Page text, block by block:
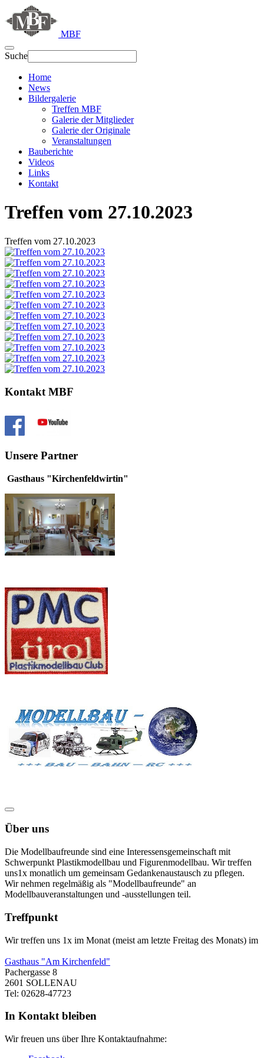
MBF
Suche
Home
News
Bildergalerie
Treffen MBF
Galerie der Mitglieder
Galerie der Originale
Veranstaltungen
Bauberichte
Videos
Links
Kontakt
Treffen vom 27.10.2023
Treffen vom 27.10.2023
Kontakt MBF
Unsere Partner
Gasthaus "Kirchenfeldwirtin"
Über uns
Die Modellbaufreunde sind eine Interessensgemeinschaft mit
Schwerpunkt Plastikmodellbau und Figurenmodellbau. Wir treffen
uns1x monatlich um gemeinsam Gedankenaustausch zu pflegen.
Wir nehmen regelmäßig als "Modellbaufreunde" an
Modellbauveranstaltungen und -ausstellungen teil.
Treffpunkt
Wir treffen uns 1x im Monat (meist am letzte Freitag des Monats) im
Gasthaus "Am Kirchenfeld"
Pachergasse 8
2601 SOLLENAU
Tel: 02628-47723
In Kontakt bleiben
Wir freuen uns über Ihre Kontaktaufnahme: